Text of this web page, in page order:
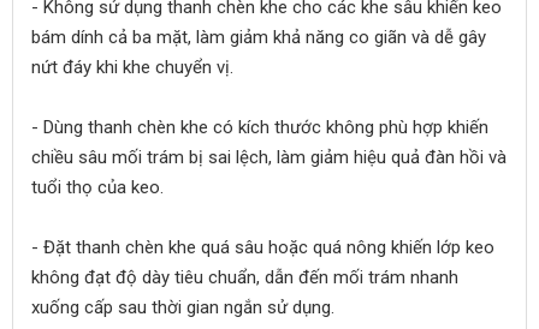
- Không sử dụng thanh chèn khe cho các khe sâu khiến keo
bám dính cả ba mặt, làm giảm khả năng co giãn và dễ gây
nứt đáy khi khe chuyển vị.
- Dùng thanh chèn khe có kích thước không phù hợp khiến
chiều sâu mối trám bị sai lệch, làm giảm hiệu quả đàn hồi và
tuổi thọ của keo.
- Đặt thanh chèn khe quá sâu hoặc quá nông khiến lớp keo
không đạt độ dày tiêu chuẩn, dẫn đến mối trám nhanh
xuống cấp sau thời gian ngắn sử dụng.